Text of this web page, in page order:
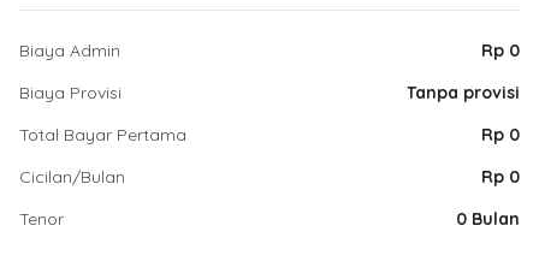
Biaya Admin
Rp 0
Biaya Provisi
Tanpa provisi
Total Bayar Pertama
Rp 0
Cicilan/Bulan
Rp 0
Tenor
0 Bulan